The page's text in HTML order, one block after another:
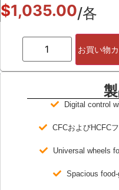
$1,035.00/各
お買い物
Digital control
CFCおよびHCFC
Universal wheels
Spacious